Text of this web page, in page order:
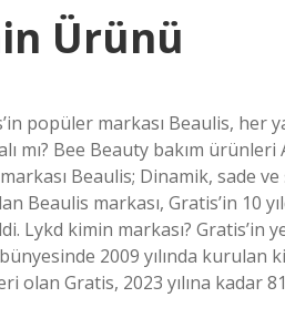
Ürünü
popüler markası Beaulis,
mı? Bee Beauty bakım
Beaulis; Dinamik, sade
Beaulis markası, Gratis’in 10
Lykd kimin markası? Gratis’in
2009 yılında
olan Gratis, 2023 yılına kadar